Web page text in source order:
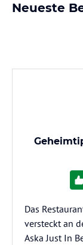
Neueste
Das
versteckt an
Aska Just In